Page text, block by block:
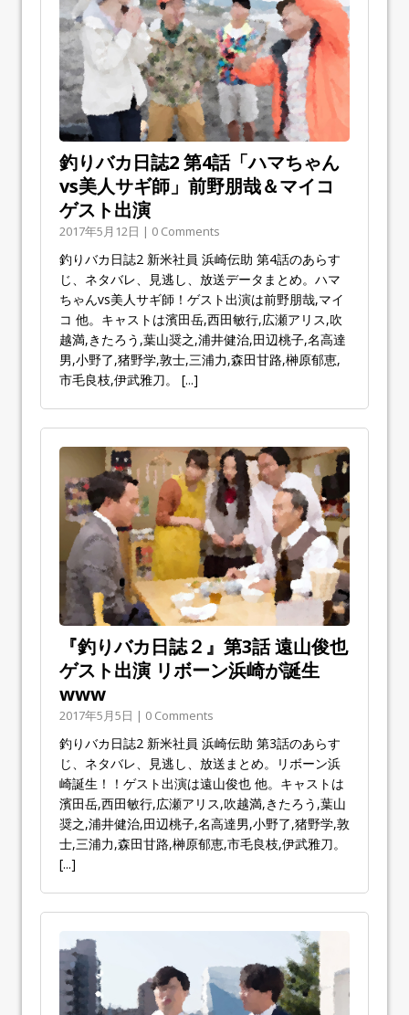
釣りバカ日誌2 第4話「ハマちゃん
vs美人サギ師」前野朋哉＆マイコ
ゲスト出演
2017年5月12日 | 0 Comments
釣りバカ日誌2 新米社員 浜崎伝助 第4話のあらす
じ、ネタバレ、見逃し、放送データまとめ。ハマ
ちゃんvs美人サギ師！ゲスト出演は前野朋哉,マイ
コ 他。キャストは濱田岳,西田敏行,広瀬アリス,吹
越満,きたろう,葉山奨之,浦井健治,田辺桃子,名高達
男,小野了,猪野学,敦士,三浦力,森田甘路,榊原郁恵,
市毛良枝,伊武雅刀。 [...]
『釣りバカ日誌２』第3話 遠山俊也
ゲスト出演 リボーン浜崎が誕生
www
2017年5月5日 | 0 Comments
釣りバカ日誌2 新米社員 浜崎伝助 第3話のあらす
じ、ネタバレ、見逃し、放送まとめ。リボーン浜
崎誕生！！ゲスト出演は遠山俊也 他。キャストは
濱田岳,西田敏行,広瀬アリス,吹越満,きたろう,葉山
奨之,浦井健治,田辺桃子,名高達男,小野了,猪野学,敦
士,三浦力,森田甘路,榊原郁恵,市毛良枝,伊武雅刀。
[...]